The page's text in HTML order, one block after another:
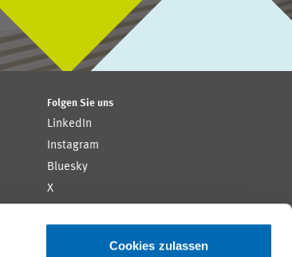
Cookies zulassen
Folgen Sie uns
LinkedIn
Instagram
Bluesky
X